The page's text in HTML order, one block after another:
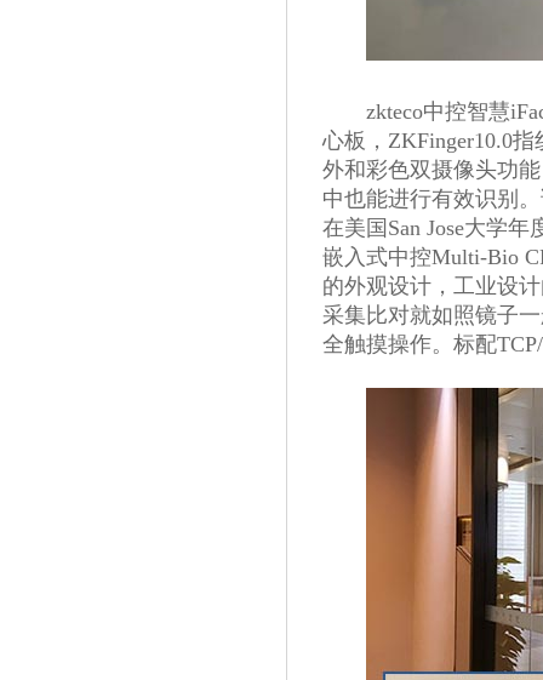
zkteco中控智慧
心板，ZKFinger10.0
外和彩色双摄像头功
中也能进行有效识别
在美国San Jose大学
嵌入式中控Multi-Bio
的外观设计，工业设
采集比对就如照镜子
全触摸操作。标配